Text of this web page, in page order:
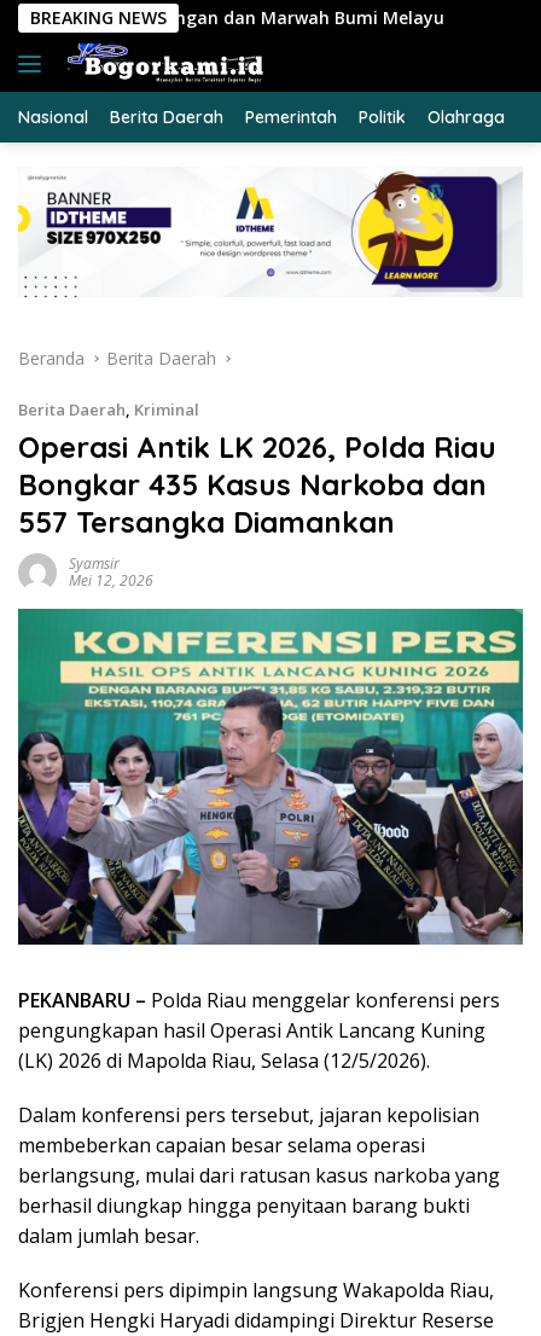
Langsung
konten
BREAKING NEWS
Bumi Melayu KRYD Polres Kuansing
Nasional Berita Daerah Pemerintah Politik Olahraga
Beranda Berita Daerah
Berita Daerah, Kriminal
Operasi Antik LK 2026, Polda Riau
Bongkar 435 Kasus Narkoba dan
557 Tersangka Diamankan
Syamsir
Mei 12, 2026
PEKANBARU – Polda Riau menggelar konferensi pers
pengungkapan hasil Operasi Antik Lancang Kuning
(LK) 2026 di Mapolda Riau, Selasa (12/5/2026).
Dalam konferensi pers tersebut, jajaran kepolisian
membeberkan capaian besar selama operasi
berlangsung, mulai dari ratusan kasus narkoba yang
berhasil diungkap hingga penyitaan barang bukti
dalam jumlah besar.
Konferensi pers dipimpin langsung Wakapolda Riau,
Brigjen Hengki Haryadi didampingi Direktur Reserse